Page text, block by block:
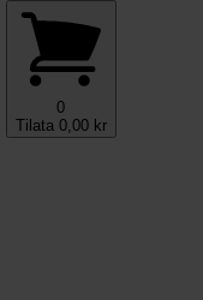
0
Tilata 0,00 kr